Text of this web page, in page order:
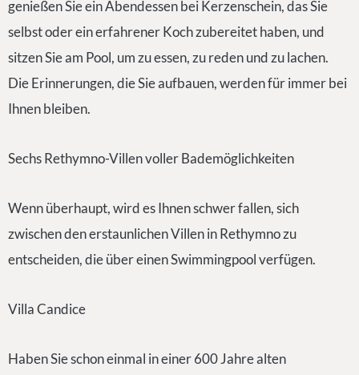
genießen Sie ein Abendessen bei Kerzenschein, das Sie
selbst oder ein erfahrener Koch zubereitet haben, und
sitzen Sie am Pool, um zu essen, zu reden und zu lachen.
Die Erinnerungen, die Sie aufbauen, werden für immer bei
Ihnen bleiben.
Sechs Rethymno-Villen voller Bademöglichkeiten
Wenn überhaupt, wird es Ihnen schwer fallen, sich
zwischen den erstaunlichen Villen in Rethymno zu
entscheiden, die über einen Swimmingpool verfügen.
Villa Candice
Haben Sie schon einmal in einer 600 Jahre alten